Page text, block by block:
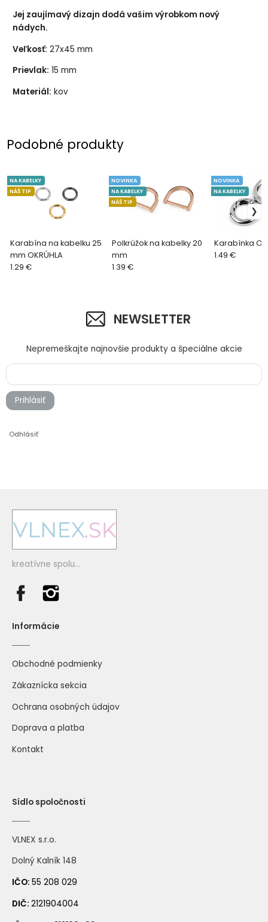
Jej zaujímavý dizajn dodá vašim výrobkom nový
nádych.
Veľkosť: 27x45 mm
Prievlak: 15 mm
Materiál: kov
Podobné produkty
Karabína na kabelku 25
mm OKRÚHLA
NA KABELKY
NÁŠ TIP
1.29 €
Polkrúžok na kabelky 20
mm
NOVINKA
NA KABELKY
NÁŠ TIP
1.39 €
Karabínka
NOVINKA
NA KABELKY
1.49 €
NEWSLETTER
Nepremeškajte najnovšie produkty a špeciálne akcie
Prihlásiť
Odhlásiť
kreatívne spolu...
Informácie
Obchodné podmienky
Zákaznícka sekcia
Ochrana osobných údajov
Doprava a platba
Kontakt
Sídlo spoločnosti
VLNEX s.r.o.
Dolný Kalník 148
IČO: 55 208 029
DIČ: 2121904004